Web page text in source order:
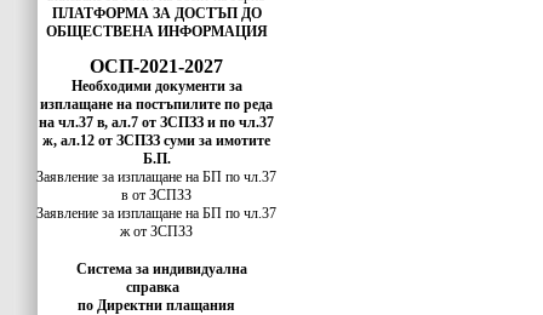
ПЛАТФОРМА ЗА ДОСТЪП ДО
ОБЩЕСТВЕНА ИНФОРМАЦИЯ
ОСП-2021-2027
Необходими документи за
изплащане на постъпилите по реда
на чл.37 в, ал.7 от ЗСПЗЗ и по чл.37
ж, ал.12 от ЗСПЗЗ суми за имотите
Б.П.
Заявление за изплащане на БП по чл.37
в от ЗСПЗЗ
Заявление за изплащане на БП по чл.37
ж от ЗСПЗЗ
Система за индивидуална
справка
по Директни плащания